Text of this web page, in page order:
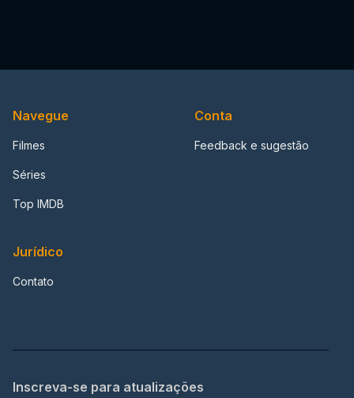
Navegue
Filmes
Séries
Top IMDB
Conta
Feedback e sugestão
Jurídico
Contato
Inscreva-se para atualizações